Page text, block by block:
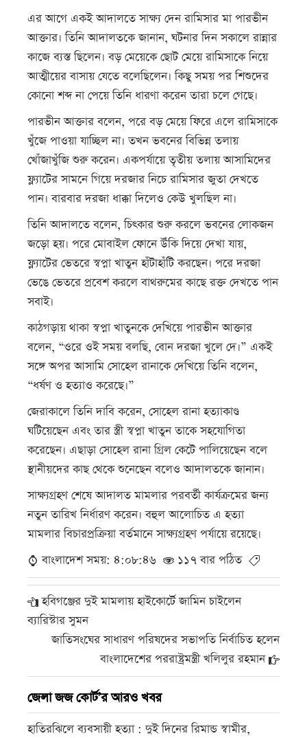
এর আগে একই আদালতে সাক্ষ্য দেন রামিসার মা পারভীন
আক্তার। তিনি আদালতকে জানান, ঘটনার দিন সকালে রান্নার
কাজে ব্যস্ত ছিলেন। বড় মেয়েকে ছোট মেয়ে রামিসাকে নিয়ে
আত্মীয়ের বাসায় যেতে বলেছিলেন। কিছু সময় পর শিশুদের
কোনো শব্দ না পেয়ে তিনি ধারণা করেন তারা চলে গেছে।
পারভীন আক্তার বলেন, পরে বড় মেয়ে ফিরে এলে রামিসাকে
খুঁজে পাওয়া যাচ্ছিল না। তখন ভবনের বিভিন্ন তলায়
খোঁজাখুঁজি শুরু করেন। একপর্যায়ে তৃতীয় তলায় আসামিদের
ফ্ল্যাটের সামনে গিয়ে দরজার নিচে রামিসার জুতা দেখতে
পান। বারবার দরজা ধাক্কা দিলেও কেউ খুলছিল না।
তিনি আদালতে বলেন, চিৎকার শুরু করলে ভবনের লোকজন
জড়ো হয়। পরে মোবাইল ফোনে উঁকি দিয়ে দেখা যায়,
ফ্ল্যাটের ভেতরে স্বপ্না খাতুন হাঁটাহাঁটি করছেন। পরে দরজা
ভেঙে ভেতরে প্রবেশ করলে বাথরুমের কাছে রক্ত দেখতে পান
সবাই।
কাঠগড়ায় থাকা স্বপ্না খাতুনকে দেখিয়ে পারভীন আক্তার
বলেন, “ওরে ওই সময় বলছি, বোন দরজা খুলে দে।” একই
সঙ্গে অপর আসামি সোহেল রানাকে দেখিয়ে তিনি বলেন,
“ধর্ষণ ও হত্যাও করেছে।”
জেরাকালে তিনি দাবি করেন, সোহেল রানা হত্যাকাণ্ড
ঘটিয়েছেন এবং তার স্ত্রী স্বপ্না খাতুন তাকে সহযোগিতা
করেছেন। এছাড়া সোহেল রানা গ্রিল কেটে পালিয়েছেন বলে
স্থানীয়দের কাছ থেকে শুনেছেন বলেও আদালতকে জানান।
সাক্ষ্যগ্রহণ শেষে আদালত মামলার পরবর্তী কার্যক্রমের জন্য
নতুন তারিখ নির্ধারণ করেন। বহুল আলোচিত এ হত্যা
মামলার বিচারপ্রক্রিয়া বর্তমানে সাক্ষ্যগ্রহণ পর্যায়ে রয়েছে।
বাংলাদেশ সময়: ৪:০৮:৪৬
১১৭ বার পঠিত
হবিগঞ্জের দুই মামলায় হাইকোর্টে জামিন চাইলেন
ব্যারিস্টার সুমন
জাতিসংঘের সাধারণ পরিষদের সভাপতি নির্বাচিত হলেন
বাংলাদেশের পররাষ্ট্রমন্ত্রী খলিলুর রহমান
জেলা জজ কোর্ট’র আরও খবর
হাতিরঝিলে ব্যবসায়ী হত্যা : দুই দিনের রিমান্ড স্বামীর,